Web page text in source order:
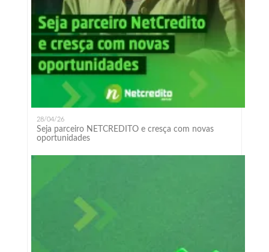
28/04/26
Seja parceiro NETCREDITO e cresça com novas
oportunidades